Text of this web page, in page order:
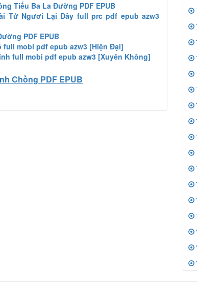
Tiếu Ba La Đường PDF EPUB
Tử Ngươi Lại Đây full prc pdf epub azw3
PDF EPUB
mobi pdf epub azw3 [Hiện Đại]
full mobi pdf epub azw3 [Xuyên Không]
Chồng PDF EPUB